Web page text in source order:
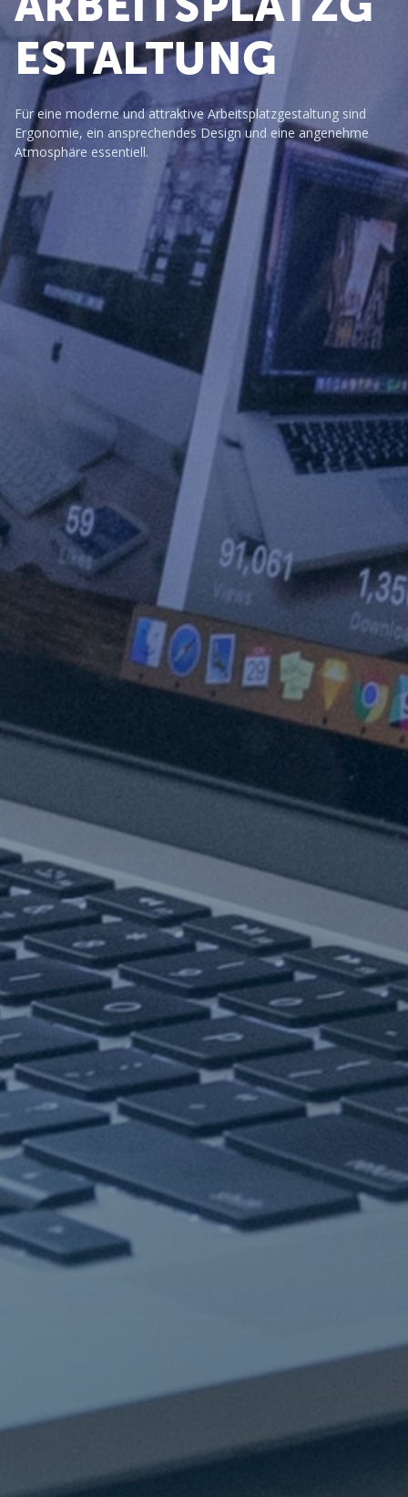
ESTALTUNG
Für eine moderne und attraktive Arbeitsplatzgestaltung sind
Ergonomie, ein ansprechendes Design und eine angenehme
Atmosphäre essentiell.